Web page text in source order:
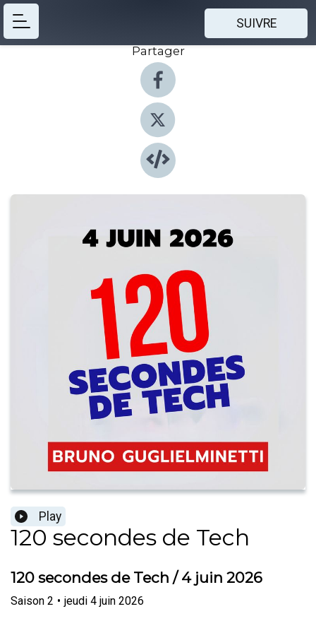
SUIVRE
Partager
Play
120 secondes de Tech
120 secondes de Tech / 4 juin 2026
Saison 2 • jeudi 4 juin 2026